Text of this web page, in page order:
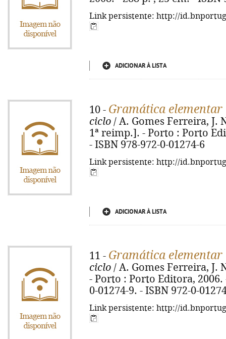
Link persistente: http://
ADICIONAR À LISTA
10 - Gramática
ciclo / A. Gomes Ferreira, J.
1ª reimp.]. - Porto : Porto
- ISBN 978-972-0-01274-6
Link persistente: http://
ADICIONAR À LISTA
11 - Gramática
ciclo / A. Gomes Ferreira, J.
- Porto : Porto Editora, 2006.
0-01274-9. - ISBN 972-0-
Link persistente: http://